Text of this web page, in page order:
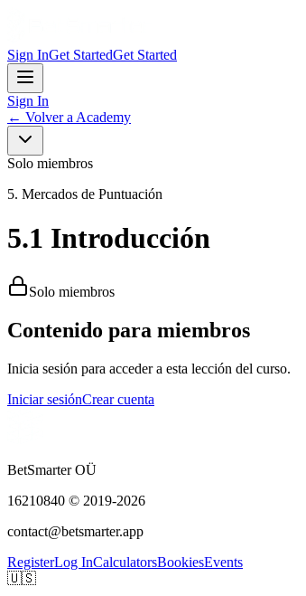
Sign InGet StartedGet Started
Sign In
← Volver a Academy
Solo miembros
5. Mercados de Puntuación
5.1 Introducción
Solo miembros
Contenido para miembros
Inicia sesión para acceder a esta lección del curso.
Iniciar sesiónCrear cuenta
BetSmarter OÜ
16210840 © 2019-2026
contact@betsmarter.app
RegisterLog InCalculatorsBookiesEvents
🇺🇸